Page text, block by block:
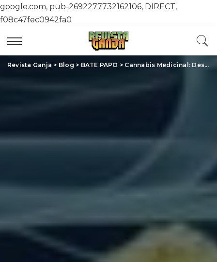
google.com, pub-2692277732162106, DIRECT,
f08c47fec0942fa0
Revista Ganja > Blog > BATE PAPO > Cannabis Medicinal: Descubra Como Esta Planta Revoluciona a Saúde Moderna